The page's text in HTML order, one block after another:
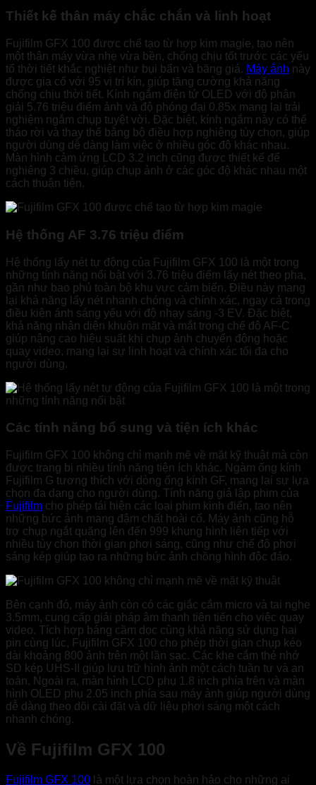
Thiết kế thân máy chắc chắn và linh hoạt
Fujifilm GFX 100 được chế tạo từ hợp kim magie, tạo nên
một thân máy vừa nhẹ vừa bền, chống chịu tốt trước các yếu
tố thời tiết khắc nghiệt như bụi bẩn và băng giá. Máy ảnh này
được gia cố với 95 vị trí kín, giúp tăng cường khả năng
chống chịu thời tiết. Kính ngắm điện tử OLED với độ phân
giải 5.76 triệu điểm ảnh và độ phóng đại 0.85x mang lại trải
nghiệm ngắm chụp tuyệt vời. Đặc biệt, kính ngắm này có thể
tháo rời và thay thế bằng bộ điều hợp nghiêng tùy chọn, giúp
người dùng dễ dàng làm việc ở nhiều góc độ khác nhau.
Màn hình cảm ứng LCD 3.2 inch cũng được thiết kế để
nghiêng 3 chiều, giúp chụp ảnh ở các góc độ khác nhau một
cách thuận tiện.
Hệ thống AF 3.76 triệu điểm
Hệ thống lấy nét tự động của Fujifilm GFX 100 là một trong
những tính năng nổi bật với 3.76 triệu điểm lấy nét theo pha,
gần như bao phủ toàn bộ khu vực cảm biến. Điều này mang
lại khả năng lấy nét nhanh chóng và chính xác, ngay cả trong
điều kiện ánh sáng yếu với độ nhạy sáng -3 EV. Đặc biệt,
khả năng nhận diện khuôn mặt và mắt trong chế độ AF-C
giúp nâng cao hiệu suất khi chụp ảnh chuyển động hoặc
quay video, mang lại sự linh hoạt và chính xác tối đa cho
người dùng.
Các tính năng bổ sung và tiện ích khác
Fujifilm GFX 100 không chỉ mạnh mẽ về mặt kỹ thuật mà còn
được trang bị nhiều tính năng tiện ích khác. Ngàm ống kính
Fujifilm G tương thích với dòng ống kính GF, mang lại sự lựa
chọn đa dạng cho người dùng. Tính năng giả lập phim của
Fujifilm cho phép tái hiện các loại phim kinh điển, tạo nên
những bức ảnh mang đậm chất hoài cổ. Máy ảnh cũng hỗ
trợ chụp ngắt quãng lên đến 999 khung hình liên tiếp với
nhiều tùy chọn thời gian phơi sáng, cũng như chế độ phơi
sáng kép giúp tạo ra những bức ảnh chồng hình độc đáo.
Bên cạnh đó, máy ảnh còn có các giắc cắm micro và tai nghe
3.5mm, cung cấp giải pháp âm thanh tiên tiến cho việc quay
video. Tích hợp báng cầm dọc cùng khả năng sử dụng hai
pin cùng lúc, Fujifilm GFX 100 cho phép thời gian chụp kéo
dài khoảng 800 ảnh trên một lần sạc. Các khe cắm thẻ nhớ
SD kép UHS-II giúp lưu trữ hình ảnh một cách tuần tự và an
toàn. Ngoài ra, màn hình LCD phụ 1.8 inch phía trên và màn
hình OLED phụ 2.05 inch phía sau máy ảnh giúp người dùng
dễ dàng theo dõi cài đặt và dữ liệu phơi sáng một cách
nhanh chóng.
Về Fujifilm GFX 100
Fujifilm GFX 100 là một lựa chọn hoàn hảo cho những ai